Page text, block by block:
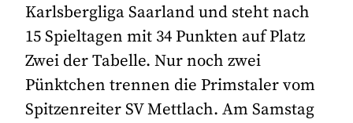
Karlsbergliga Saarland und steht nach
15 Spieltagen mit 34 Punkten auf Platz
Zwei der Tabelle. Nur noch zwei
Pünktchen trennen die Primstaler vom
Spitzenreiter SV Mettlach. Am Samstag